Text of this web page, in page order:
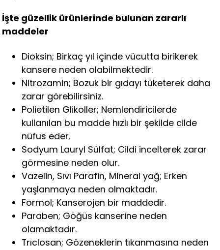
İşte güzellik ürünlerinde bulunan zararlı
maddeler
Dioksin; Birkaç yıl içinde vücutta birikerek
kansere neden olabilmektedir.
Nitrozamin; Bozuk bir gıdayı tüketerek daha
zarar görebilirsiniz.
Polietilen Glikoller; Nemlendiricilerde
kullanılan bu madde hızlı bir şekilde cilde
nüfus eder.
Sodyum Lauryl Sülfat; Cildi incelterek zarar
görmesine neden olur.
Vazelin, Sıvı Parafin, Mineral yağ; Erken
yaşlanmaya neden olmaktadır.
Formol; Kanserojen bir maddedir.
Paraben; Göğüs kanserine neden
olamaktadır.
Trıclosan; Gözeneklerin tıkanmasına neden